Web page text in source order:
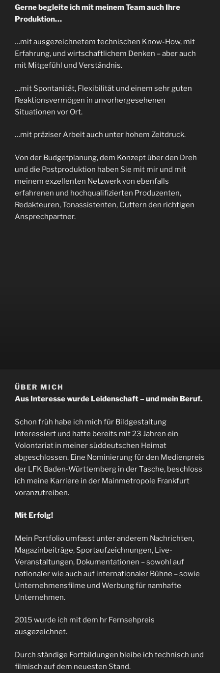
Gerne begleite ich mit meinem Team auch Ihre
Produktion…
…mit ausgezeichnetem technischen Know-How, mit
Erfahrung, und wirtschaftlichem Denken – aber auch
mit Mitgefühl und Verständnis.
…mit Spontanität, Flexibilität und einem sehr guten
Reaktionsvermögen in unvorhergesehenen
Situationen vor Ort.
…mit präziser Arbeit auch unter hohem Zeitdruck.
Von der Budgetplanung, dem Konzept über den Dreh
und die Postproduktion haben Sie mit mir und mit
meinem exzellenten Netzwerk von ebenfalls
erfahrenen und hochqualifizierten Produzenten,
Redakteuren, Tonassistenten, Cuttern den richtigen
Ansprechpartner.
ÜBER MICH
Aus Interesse wurde Leidenschaft – und mein Beruf.
Schon früh habe ich mich für Bildgestaltung
interessiert und hatte bereits mit 23 Jahren ein
Volontariat in meiner süddeutschen Heimat
abgeschlossen. Eine Nominierung für den Medienpreis
der LFK Baden-Württemberg in der Tasche, beschloss
ich meine Karriere in der Mainmetropole Frankfurt
voranzutreiben.
Mit Erfolg!
Mein Portfolio umfasst unter anderem Nachrichten,
Magazinbeiträge, Sportaufzeichnungen, Live-
Veranstaltungen, Dokumentationen – sowohl auf
nationaler wie auch auf internationaler Bühne – sowie
Unternehmensfilme und Werbung für namhafte
Unternehmen.
2015 wurde ich mit dem hr Fernsehpreis
ausgezeichnet.
Durch ständige Fortbildungen bleibe ich technisch und
filmisch auf dem neuesten Stand.